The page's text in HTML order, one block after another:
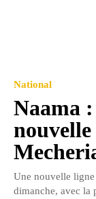
National
Naama
Une nouvelle
dimanche, avec la